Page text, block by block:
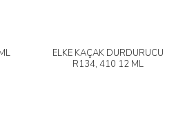
ELKE KAÇAK DURDURUCU
R134, 410 12 ML